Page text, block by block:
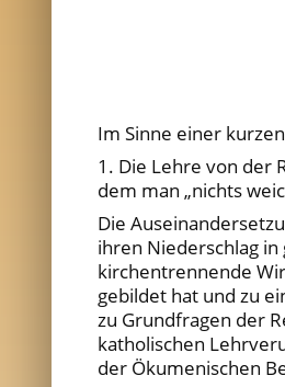
Im Sinne einer
1. Die Lehre von der
dem man „nichts
Die
ihren Niederschlag
kirchentrennende
gebildet hat und zu
zu Grundfragen der
katholischen
der Ökumenischen